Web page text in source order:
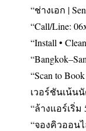
“ช่างเอก |
“Call/Line:
“Install •
“Scan to
เวอร์ชันเน้น
“ล้างแอร์เริ่ม
“จองคิวออน